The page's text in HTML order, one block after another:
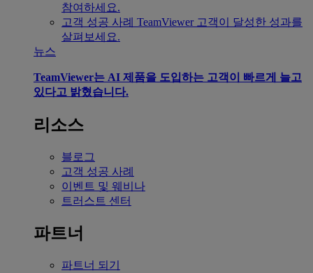
참여하세요.
고객 성공 사례 TeamViewer 고객이 달성한 성과를
살펴보세요.
뉴스
TeamViewer는 AI 제품을 도입하는 고객이 빠르게 늘고
있다고 밝혔습니다.
리소스
블로그
고객 성공 사례
이벤트 및 웨비나
트러스트 센터
파트너
파트너 되기